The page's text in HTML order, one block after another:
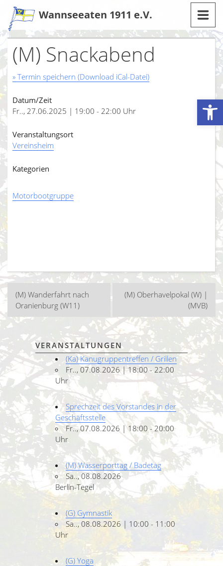
Werkzeugleiste öffnen
Zum
Inhalt
Wannseeaten 1911 e.V.
(M) Snackabend
» Termin speichern (Download iCal-Datei)
Datum/Zeit
Fr.., 27.06.2025 | 19:00 - 22:00 Uhr
Veranstaltungsort
Vereinsheim
Kategorien
Motorbootgruppe
Beitragsnavigation
(M) Wanderfahrt nach
Oranienburg (W11)
(M) Oberhavelpokal (W) |
(MVB)
VERANSTALTUNGEN
(Ka) Kanugruppentreffen / Grillen
Fr.., 07.08.2026 | 18:00 - 22:00
Uhr
Sprechzeit des Vorstandes in der
Geschäftsstelle
Fr.., 07.08.2026 | 18:00 - 20:00
Uhr
(M) Wasserporttag / Badetag
Sa.., 08.08.2026
Berlin-Tegel
(G) Gymnastik
Sa.., 08.08.2026 | 10:00 - 11:00
Uhr
(G) Yoga